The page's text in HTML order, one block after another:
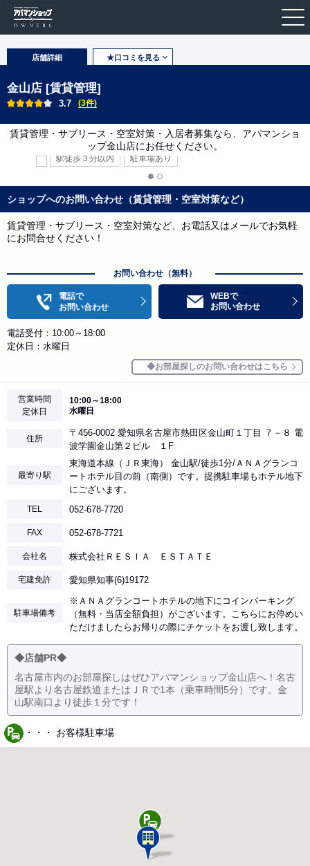
店舗詳細 ★口コミを見る
金山店 [賃貸管理]
3.7 (3件)
賃貸管理・サブリース・空室対策・入居者募集なら、アパマンショ
ップ金山店にお任せください。
駅徒歩３分以内 駐車場あり
ショップへのお問い合わせ（賃貸管理・空室対策など）
賃貸管理・サブリース・空室対策など、お電話又はメールでお気軽
にお問合せください！
お問い合わせ（無料）
電話で
お問い合わせ
WEBで
お問い合わせ
電話受付：10:00～18:00
定休日：水曜日
お部屋探しのお問い合わせはこちら
営業時間
定休日
10:00～18:00
水曜日
住所
〒456-0002 愛知県名古屋市熱田区金山町１丁目 ７－８ 電
波学園金山第２ビル １F
最寄り駅
東海道本線（ＪＲ東海） 金山駅/徒歩1分/ＡＮＡグランコ
ートホテル目の前（南側）です。提携駐車場もホテル地下
にございます。
TEL 052-678-7720
FAX 052-678-7721
会社名 株式会社ＲＥＳＩＡ ＥＳＴＡＴＥ
宅建免許 愛知県知事(6)19172
駐車場備考
※ＡＮＡグランコートホテルの地下にコインパーキング
（無料・当店全額負担）がございます。こちらにお停めい
ただけましたらお帰りの際にチケットをお渡し致します。
◆店舗PR◆
名古屋市内のお部屋探しはぜひアパマンショップ金山店へ！名古
屋駅より名古屋鉄道またはＪＲで1本（乗車時間5分）です。金
山駅南口より徒歩１分です！
・・・ お客様駐車場